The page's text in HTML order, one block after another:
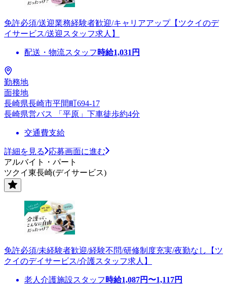
免許必須/送迎業務経験者歓迎/キャリアアップ【ツクイのデ
イサービス/送迎スタッフ求人】
配送・物流スタッフ 時給1,031 円
勤務地
面接地
長崎県長崎市平間町694-17
長崎県営バス 「平原」下車徒歩約4分
交通費支給
詳細を見る
応募画面に進む
アルバイト・パート
ツクイ東長崎(デイサービス)
免許必須/未経験者歓迎/経験不問/研修制度充実/夜勤なし【ツ
クイのデイサービス/介護スタッフ求人】
老人介護施設スタッフ 時給1,087円〜1,117円